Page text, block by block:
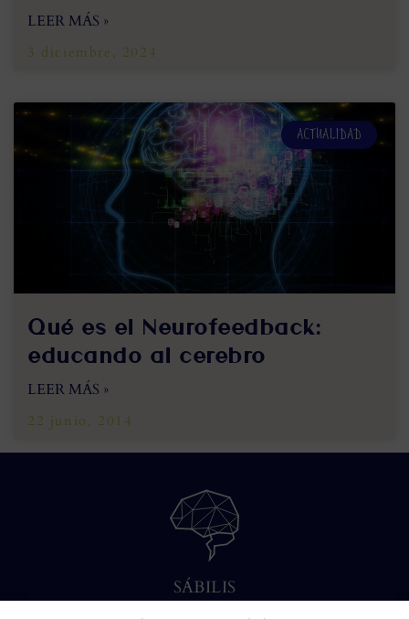
LEER MÁS »
3 diciembre, 2024
ACTUALIDAD
Qué es el Neurofeedback:
educando al cerebro
LEER MÁS »
22 junio, 2014
SÁBILIS